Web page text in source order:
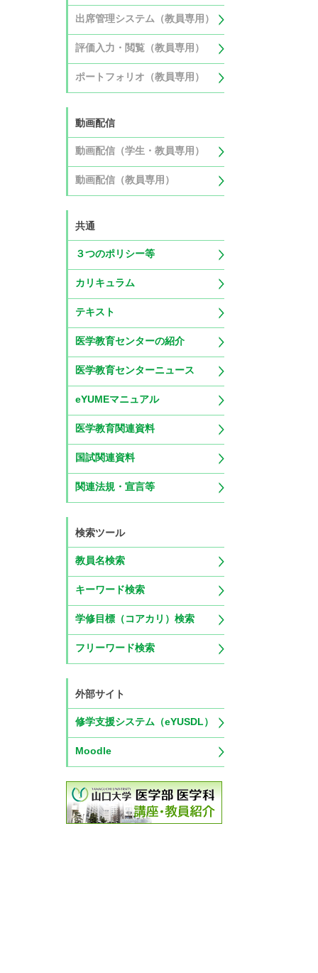
出席管理システム（教員専用）
評価入力・閲覧（教員専用）
ポートフォリオ（教員専用）
動画配信
動画配信（学生・教員専用）
動画配信（教員専用）
共通
３つのポリシー等
カリキュラム
テキスト
医学教育センターの紹介
医学教育センターニュース
eYUMEマニュアル
医学教育関連資料
国試関連資料
関連法規・宣言等
検索ツール
教員名検索
キーワード検索
学修目標（コアカリ）検索
フリーワード検索
外部サイト
修学支援システム（eYUSDL）
Moodle